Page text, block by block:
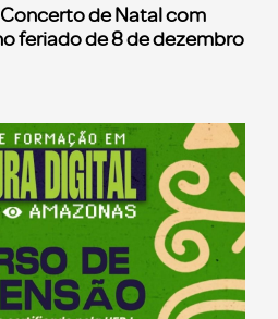
de Natal com
feriado de 8 de dezembro